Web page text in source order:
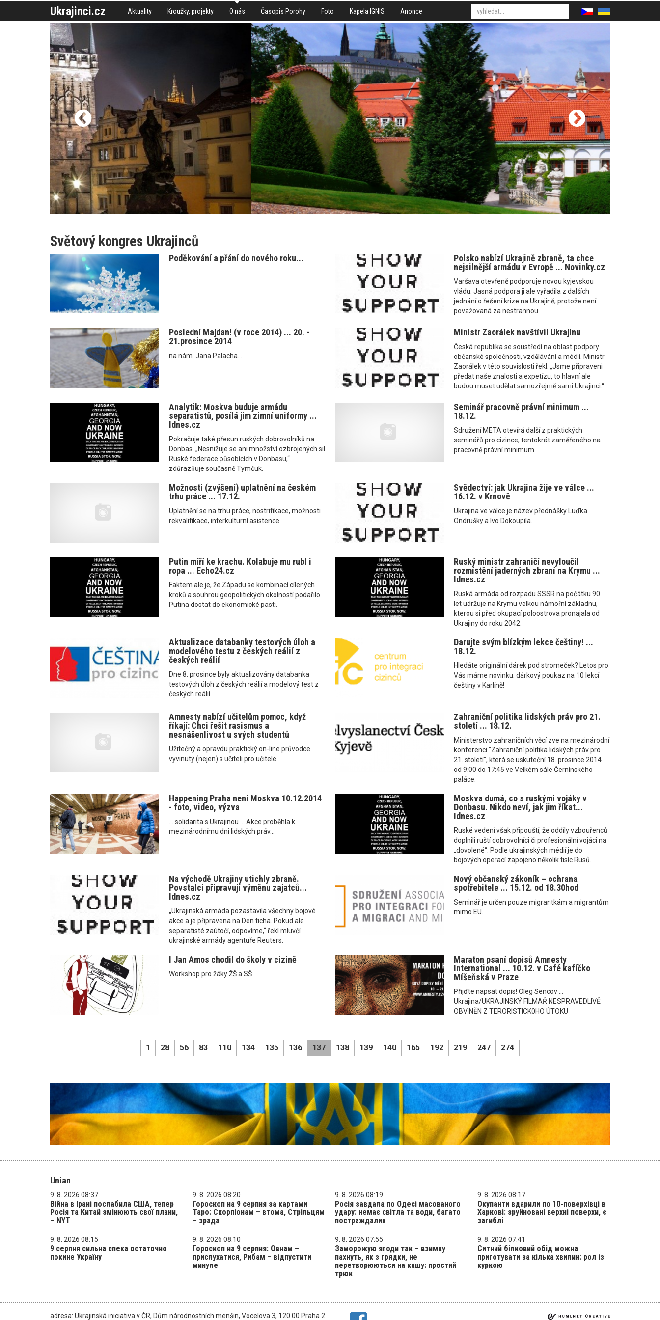
Ukrajinci.cz Aktuality Kroužky, projekty O nás Časopis Porohy Foto Kapela IGNIS Anonce
Světový kongres Ukrajinců
Poděkování a přání do nového roku...
Polsko nabízí Ukrajině zbraně, ta chce
nejsilnější armádu v Evropě ... Novinky.cz
Varšava otevřeně podporuje novou kyjevskou
vládu. Jasná podpora ji ale vyřadila z dalších
jednání o řešení krize na Ukrajině, protože není
považovaná za nestrannou.
Poslední Majdan! (v roce 2014) ... 20. -
21.prosince 2014
na nám. Jana Palacha...
Ministr Zaorálek navštívil Ukrajinu
Česká republika se soustředí na oblast podpory
občanské společnosti, vzdělávání a médií. Ministr
Zaorálek v této souvislosti řekl: „Jsme připraveni
předat naše znalosti a expetízu, to hlavní ale
budou muset udělat samozřejmě sami Ukrajinci.“
Analytik: Moskva buduje armádu
separatistů, posílá jim zimní uniformy ...
Idnes.cz
Pokračuje také přesun ruských dobrovolníků na
Donbas. „Nesnižuje se ani množství ozbrojených sil
Ruské federace působících v Donbasu,“
zdůrazňuje současně Tymčuk.
Seminář pracovně právní minimum ...
18.12.
Sdružení META otevírá další z praktických
seminářů pro cizince, tentokrát zaměřeného na
pracovně právní minimum.
Možnosti (zvýšení) uplatnění na českém
trhu práce ... 17.12.
Uplatnění se na trhu práce, nostrifikace, možnosti
rekvalifikace, interkulturní asistence
Svědectví: jak Ukrajina žije ve válce ...
16.12. v Krnově
Ukrajina ve válce je název přednášky Luďka
Ondrušky a Ivo Dokoupila.
Putin míří ke krachu. Kolabuje mu rubl i
ropa ... Echo24.cz
Faktem ale je, že Západu se kombinací cílených
kroků a souhrou geopolitických okolností podařilo
Putina dostat do ekonomické pasti.
Ruský ministr zahraničí nevyloučil
rozmístění jaderných zbraní na Krymu ...
Idnes.cz
Ruská armáda od rozpadu SSSR na počátku 90.
let udržuje na Krymu velkou námořní základnu,
kterou si před okupací poloostrova pronajala od
Ukrajiny do roku 2042.
Aktualizace databanky testových úloh a
modelového testu z českých reálií z
českých reálií
Dne 8. prosince byly aktualizovány databanka
testových úloh z českých reálií a modelový test z
českých reálií.
Darujte svým blízkým lekce češtiny! ...
18.12.
Hledáte originální dárek pod stromeček? Letos pro
Vás máme novinku: dárkový poukaz na 10 lekcí
češtiny v Karlíně!
Amnesty nabízí učitelům pomoc, když
říkají: Chci řešit rasismus a
nesnášenlivost u svých studentů
Užitečný a opravdu praktický on-line průvodce
vyvinutý (nejen) s učiteli pro učitele
Zahraniční politika lidských práv pro 21.
století ... 18.12.
Ministerstvo zahraničních věcí zve na mezinárodní
konferenci "Zahraniční politika lidských práv pro
21. století", která se uskuteční 18. prosince 2014
od 9:00 do 17:45 ve Velkém sále Černínského
paláce.
Happening Praha není Moskva 10.12.2014
- foto, video, výzva
... solidarita s Ukrajinou ... Akce proběhla k
mezinárodnímu dni lidských práv...
Moskva dumá, co s ruskými vojáky v
Donbasu. Nikdo neví, jak jim říkat...
Idnes.cz
Ruské vedení však připouští, že oddíly vzbouřenců
doplnili ruští dobrovolníci či profesionální vojáci na
„dovolené“. Podle ukrajinských médií je do
bojových operací zapojeno několik tisíc Rusů.
Na východě Ukrajiny utichly zbraně.
Povstalci připravují výměnu zajatců...
Idnes.cz
„Ukrajinská armáda pozastavila všechny bojové
akce a je připravena na Den ticha. Pokud ale
separatisté zaútočí, odpovíme,“ řekl mluvčí
ukrajinské armády agentuře Reuters.
Nový občanský zákoník – ochrana
spotřebitele ... 15.12. od 18.30hod
Seminář je určen pouze migrantkám a migrantům
mimo EU.
I Jan Amos chodil do školy v cizině
Workshop pro žáky ŽŠ a SŠ
Maraton psaní dopisů Amnesty
International ... 10.12. v Café kafíčko
Míšeňská v Praze
Přijďte napsat dopis! Oleg Sencov ...
Ukrajina/UKRAJINSKÝ FILMAŘ NESPRAVEDLIVĚ
OBVINĚN Z TERORISTICK0HO ÚTOKU
1 28 56 83 110 134 135 136 137 138 139 140 165 192 219 247 274
Unian
9. 8. 2026 08:37
Війна в Ірані послабила США, тепер
Росія та Китай змінюють свої плани,
– NYT
9. 8. 2026 08:20
Гороскоп на 9 серпня за картами
Таро: Скорпіонам – втома, Стрільцям
– зрада
9. 8. 2026 08:19
Росія завдала по Одесі масованого
удару: немає світла та води, багато
постраждалих
9. 8. 2026 08:17
Окупанти вдарили по 10-поверхівці в
Харкові: зруйновані верхні поверхи, є
загиблі
9. 8. 2026 08:15
9 серпня сильна спека остаточно
покине Україну
9. 8. 2026 08:10
Гороскоп на 9 серпня: Овнам –
прислухатися, Рибам – відпустити
минуле
9. 8. 2026 07:55
Заморожую ягоди так – взимку
пахнуть, як з грядки, не
перетворюються на кашу: простий
трюк
9. 8. 2026 07:41
Ситний білковий обід можна
приготувати за кілька хвилин: рол із
куркою
adresa: Ukrajinská iniciativa v ČR, Dům národnostních menšin, Vocelova 3, 120 00 Praha 2